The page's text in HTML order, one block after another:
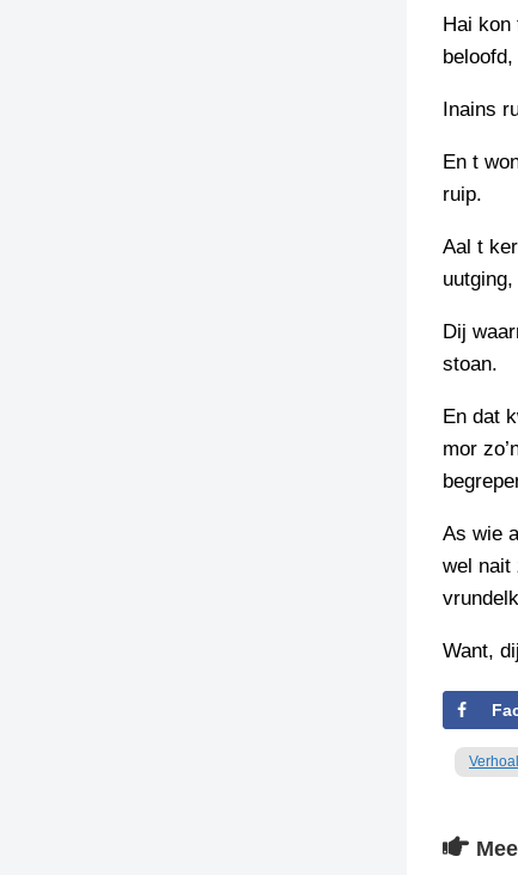
Hai kon
Inains
En t
ruip.
Aal t
Dij
stoan.
En dat
mor
As wie
wel nait
Want,